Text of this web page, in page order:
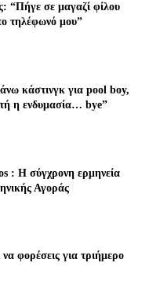
“Πήγε σε μαγαζί φίλου
τηλέφωνό μου”
κάστινγκ για pool boy,
η ενδυμασία… bye”
: Η σύγχρονη ερμηνεία
Αγοράς
φορέσεις για τριήμερο